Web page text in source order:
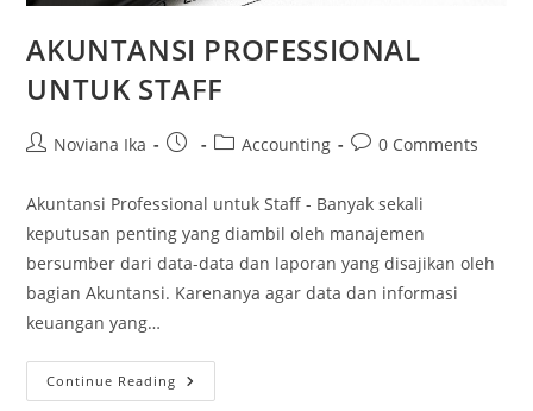
AKUNTANSI PROFESSIONAL
UNTUK STAFF
PostNoviana Ika
Post
PostAccounting
Post0 Comments
Akuntansi Professional untuk Staff - Banyak sekali
keputusan penting yang diambil oleh manajemen
bersumber dari data-data dan laporan yang disajikan oleh
bagian Akuntansi. Karenanya agar data dan informasi
keuangan yang…
Continue Reading AKUNTANSI
PROFESSIONAL